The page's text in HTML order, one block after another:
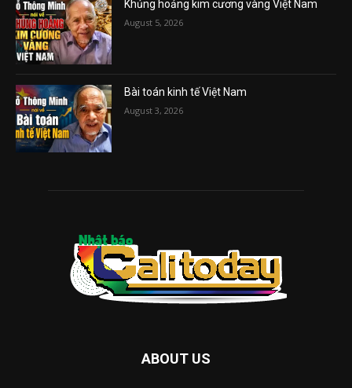
Khủng hoảng kim cương vàng Việt Nam
August 5, 2026
Bài toán kinh tế Việt Nam
August 3, 2026
ABOUT US